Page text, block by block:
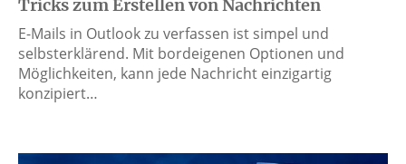
Tricks zum Erstellen von Nachrichten
E-Mails in Outlook zu verfassen ist simpel und
selbsterklärend. Mit bordeigenen Optionen und
Möglichkeiten, kann jede Nachricht einzigartig
konzipiert…